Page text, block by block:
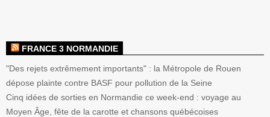
FRANCE 3 NORMANDIE
"Des rejets extrêmement importants" : la Métropole de Rouen
dépose plainte contre BASF pour pollution de la Seine
Cinq idées de sorties en Normandie ce week-end : voyage au
Moyen Âge, fête de la carotte et chansons québécoises